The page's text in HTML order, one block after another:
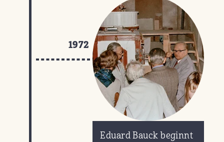
1972
Eduard Bauck beginnt